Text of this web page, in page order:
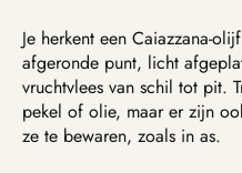
Je herkent een Caiazzana-
afgeronde punt, licht
vruchtvlees van schil tot pit.
pekel of olie, maar er zijn
ze te bewaren, zoals in as.